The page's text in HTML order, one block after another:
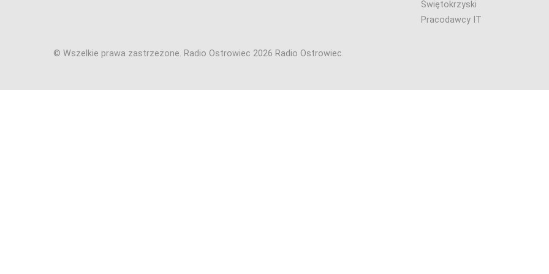
Świętokrzyski
Pracodawcy IT
© Wszelkie prawa zastrzeżone. Radio Ostrowiec 2026 Radio Ostrowiec.